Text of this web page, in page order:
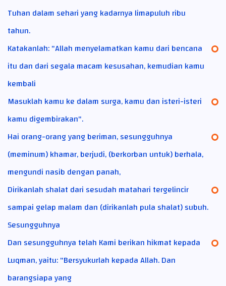
Tuhan dalam sehari yang kadarnya limapuluh ribu
tahun.
Katakanlah: "Allah menyelamatkan kamu dari bencana
itu dan dari segala macam kesusahan, kemudian kamu
kembali
Masuklah kamu ke dalam surga, kamu dan isteri-isteri
kamu digembirakan".
Hai orang-orang yang beriman, sesungguhnya
(meminum) khamar, berjudi, (berkorban untuk) berhala,
mengundi nasib dengan panah,
Dirikanlah shalat dari sesudah matahari tergelincir
sampai gelap malam dan (dirikanlah pula shalat) subuh.
Sesungguhnya
Dan sesungguhnya telah Kami berikan hikmat kepada
Luqman, yaitu: "Bersyukurlah kepada Allah. Dan
barangsiapa yang